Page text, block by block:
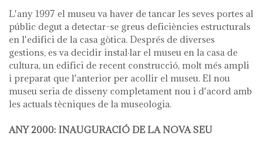
L'any 1997 el museu va haver de tancar les seves portes al
públic degut a detectar-se greus deficiències estructurals
en l'edifici de la casa gòtica. Després de diverses
gestions, es va decidir instal·lar el museu en la casa de
cultura, un edifici de recent construcció, molt més ampli
i preparat que l'anterior per acollir el museu. El nou
museu seria de disseny completament nou i d'acord amb
les actuals tècniques de la museologia.
ANY 2000: INAUGURACIÓ DE LA NOVA SEU